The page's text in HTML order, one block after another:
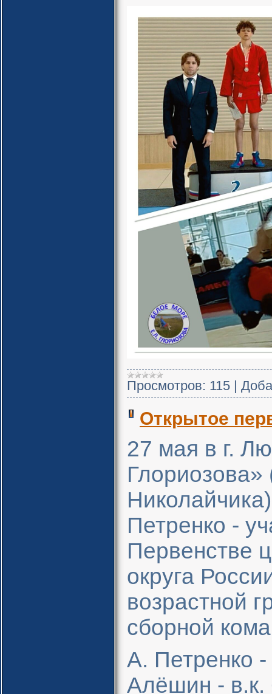
Просмотров: 115
Открытое
27 мая в г.
Петренко -
Первенстве
округа
возрастной
сборной
А. Петренко -
Алёшин - в.к.